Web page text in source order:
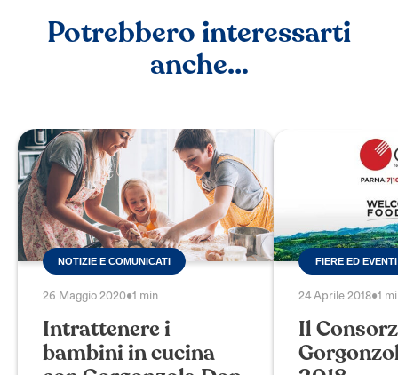
Potrebbero interessarti
anche…
NOTIZIE E COMUNICATI
26 Maggio 2020•1 min
Intrattenere i
bambini in cucina
FIERE ED EVENTI
24 Aprile 2018•1
Il